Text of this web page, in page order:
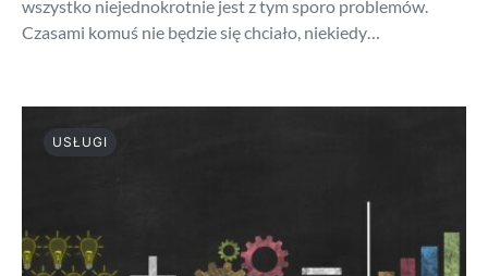
wszystko niejednokrotnie jest z tym sporo problemów.
Czasami komuś nie będzie się chciało, niekiedy…
USŁUGI